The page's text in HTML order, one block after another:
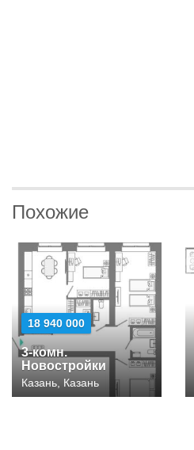
Похожие
18 940 000
3-комн.
Новостройки
Казань, Казань